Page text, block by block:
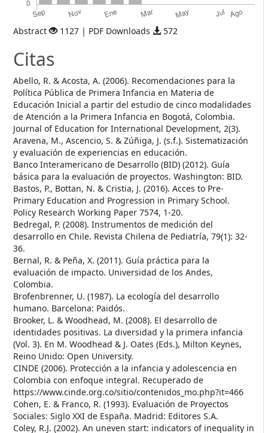
Abstract 1127 | PDF Downloads 572
Citas
Abello, R. & Acosta, A. (2006). Recomendaciones para la
Política Pública de Primera Infancia en Materia de
Educación Inicial a partir del estudio de cinco modalidades
de Atención a la Primera Infancia en Bogotá, Colombia.
Journal of Education for International Development, 2(3).
Aravena, M., Ascencio, S. & Zúñiga, J. (s.f.). Sistematización
y evaluación de experiencias en educación.
Banco Interamericano de Desarrollo (BID) (2012). Guía
básica para la evaluación de proyectos. Washington: BID.
Bastos, P., Bottan, N. & Cristia, J. (2016). Acces to Pre-
Primary Education and Progression in Primary School.
Policy Research Working Paper 7574, 1-20.
Bedregal, P. (2008). Instrumentos de medición del
desarrollo en Chile. Revista Chilena de Pediatría, 79(1): 32-
36.
Bernal, R. & Peña, X. (2011). Guía práctica para la
evaluación de impacto. Universidad de los Andes,
Colombia.
Brofenbrenner, U. (1987). La ecología del desarrollo
humano. Barcelona: Paidós.
Brooker, L. & Woodhead, M. (2008). El desarrollo de
identidades positivas. La diversidad y la primera infancia
(Vol. 3). En M. Woodhead & J. Oates (Eds.), Milton Keynes,
Reino Unido: Open University.
CINDE (2006). Protección a la infancia y adolescencia en
Colombia con enfoque integral. Recuperado de
https://www.cinde.org.co/sitio/contenidos_mo.php?it=466
Cohen, E. & Franco, R. (1993). Evaluación de Proyectos
Sociales: Siglo XXI de España. Madrid: Editores S.A.
Coley, R.J. (2002). An uneven start: indicators of inequality in